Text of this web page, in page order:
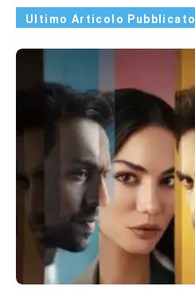
Ultimo Articolo Pubblicato